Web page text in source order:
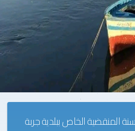
المنقضية الخاص ببلدية جربة